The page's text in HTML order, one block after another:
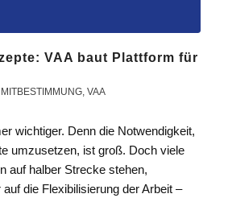
VAA baut Plattform für
, VAA
wichtiger. Denn die Notwendigkeit,
umzusetzen, ist groß. Doch viele
auf halber Strecke stehen,
die Flexibilisierung der Arbeit –